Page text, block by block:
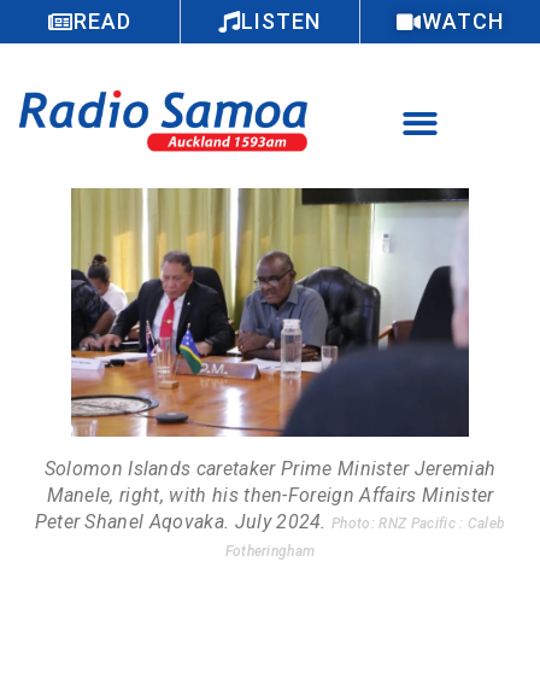
READ LISTEN WATCH
Solomon Islands caretaker Prime Minister Jeremiah
Manele, right, with his then-Foreign Affairs Minister
Peter Shanel Aqovaka. July 2024.Photo: RNZ Pacific : Caleb
Fotheringham